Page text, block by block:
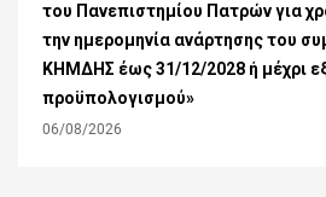
του Πανεπιστημίου Πατρών για
την ημερομηνία ανάρτησης του
ΚΗΜΔΗΣ έως 31/12/2028 ή μέχρι
προϋπολογισμού»
06/08/2026